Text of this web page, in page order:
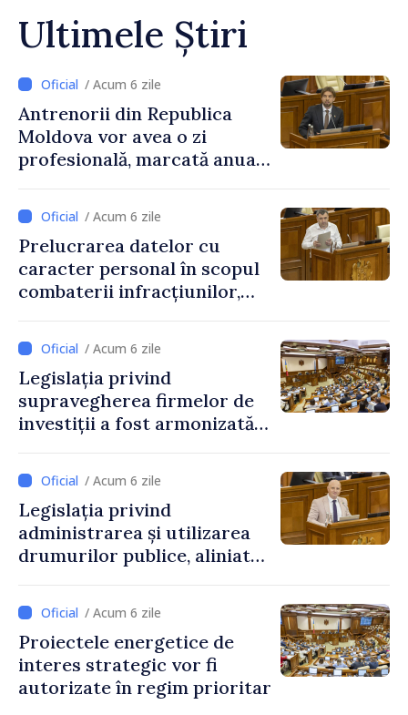
Ultimele Știri
/ Acum 6 zile
Antrenorii din Republica
Moldova vor avea o zi
profesională, marcată anual
/ Acum 6 zile
Prelucrarea datelor cu
caracter personal în scopul
combaterii infracțiunilor,
/ Acum 6 zile
Legislația privind
supravegherea firmelor de
investiții a fost armonizată
/ Acum 6 zile
Legislația privind
administrarea și utilizarea
drumurilor publice, aliniată
/ Acum 6 zile
Proiectele energetice de
interes strategic vor fi
autorizate în regim prioritar